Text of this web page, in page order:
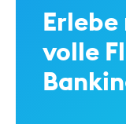
volle